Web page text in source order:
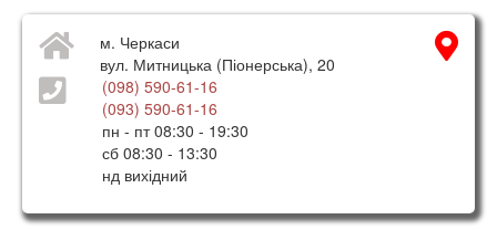
м. Черкаси
вул. Митницька (Піонерська), 20
(098) 590-61-16
(093) 590-61-16
пн - пт 08:30 - 19:30
сб 08:30 - 13:30
нд вихідний